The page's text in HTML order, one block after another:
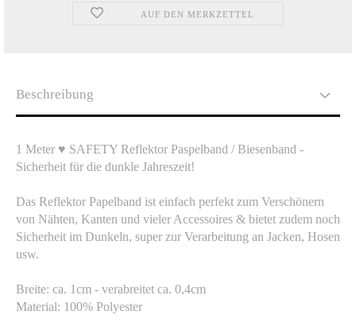
AUF DEN MERKZETTEL
Beschreibung
1 Meter ♥ SAFETY Reflektor Paspelband / Biesenband -
Sicherheit für die dunkle Jahreszeit!
Das Reflektor Papelband ist einfach perfekt zum Verschönern
von Nähten, Kanten und vieler Accessoires & bietet zudem noch
Sicherheit im Dunkeln, super zur Verarbeitung an Jacken, Hosen
usw.
Breite: ca. 1cm - verabreitet ca. 0,4cm
Material: 100% Polyester